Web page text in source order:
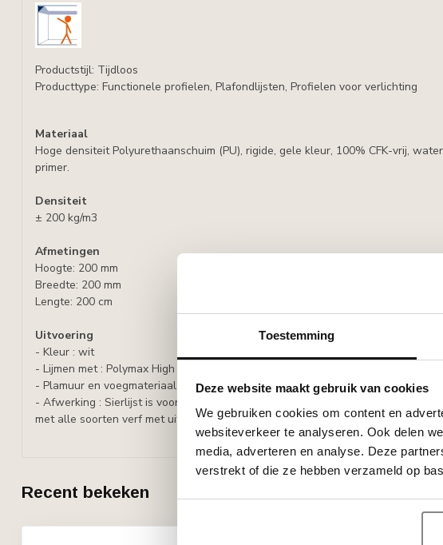
Toestemming
Deze website maakt gebruik van cookies
We gebruiken cookies om content en
websiteverkeer te analyseren. Ook delen
media, adverteren en analyse. Deze
verstrekt of die ze hebben verzameld op
Productstijl: Tijdloos
Producttype: Functionele profielen, Plafondlijsten, Profielen voor verlichting
Materiaal
Hoge densiteit Polyurethaanschuim (PU), rigide, gele kleur, 100% CFK-vrij,
primer.
Densiteit
± 200 kg/m3
Afmetingen
Hoogte: 200 mm
Breedte: 200 mm
Lengte: 200 cm
Uitvoering
- Kleur : wit
- Lijmen met : Polymax High Tack lijm, lijmverbruik: ca. 2-3 meter lijst per
- Plamuur en voegmateriaal : Adefix
- Afwerking : Sierlijst is voorbehandeld met een watergedragen witte primer,
met alle soorten verf met uitzondering van silicaathoudende verven.
Recent bekeken